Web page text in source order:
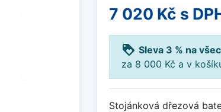
7 020 Kč s
loyalty Sleva 3 % na
za 8 000 Kč a v
Stojánková dřezová